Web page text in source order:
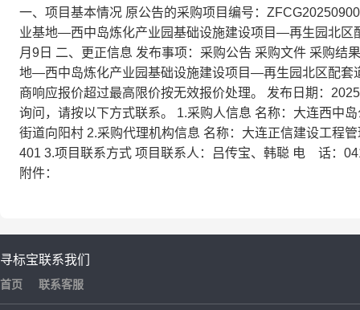
一、项目基本情况 原公告的采购项目编号：
业基地—西中岛炼化产业园基础设施建设项目—再生园北区
月9日 二、更正信息 发布事项：采购公告 采购文件 采购结
地—西中岛炼化产业园基础设施建设项目—再生园北区配套
商响应报价超过最高限价按无效报价处理。 发布日期：
询问，请按以下方式联系。 1.采购人信息 名称：大连西中
街道向阳村 2.采购代理机构信息 名称：大连正信建设工程
401 3.项目联系方式 项目联系人：吕传宝、韩聪 电 话：
附件：
寻标宝
首页
联系我们
联系客服